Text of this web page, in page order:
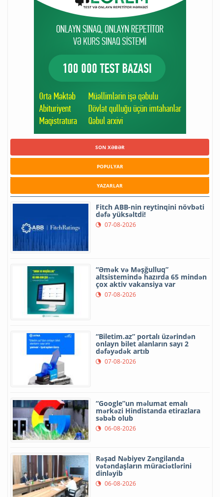
SON XƏBƏR
POPULYAR
YAZARLAR
Fitch ABB-nin reytinqini növbəti
dəfə yüksəltdi!
07-08-2026
“Əmək və Məşğulluq”
altsistemində hazırda 65 mindən
çox aktiv vakansiya var
07-08-2026
“Biletim.az” portalı üzərindən
onlayn bilet alanların sayı 2
dəfəyədək artıb
07-08-2026
“Google”un məlumat emalı
mərkəzi Hindistanda etirazlara
səbəb olub
06-08-2026
Rəşad Nəbiyev Zəngilanda
vətəndaşların müraciətlərini
dinləyib
06-08-2026